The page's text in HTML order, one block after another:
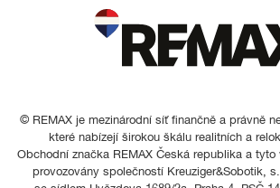
© REMAX je mezinárodní síť finančně a právně
které nabízejí širokou škálu realitních a
Obchodní značka REMAX Česká republika a
provozovány společností Kreuziger&Sobotik,